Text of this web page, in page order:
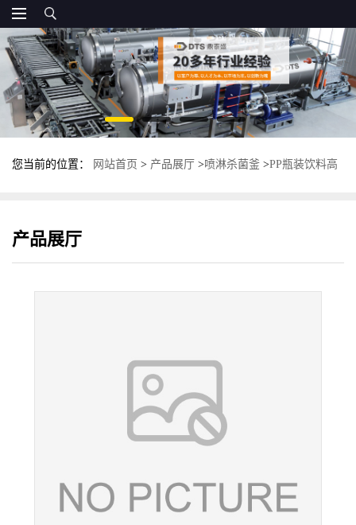
您当前的位置： 网站首页 > 产品展厅 >喷淋杀菌釜 >PP瓶装饮料高
产品展厅